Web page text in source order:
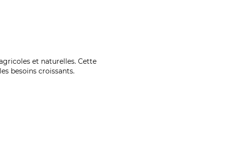
et naturelles. Cette
besoins croissants.